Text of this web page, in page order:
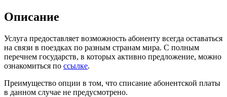
Описание
Услуга предоставляет возможность абоненту всегда оставаться
на связи в поездках по разным странам мира. С полным
перечнем государств, в которых активно предложение, можно
ознакомиться по ссылке.
Преимущество опции в том, что списание абонентской платы
в данном случае не предусмотрено.